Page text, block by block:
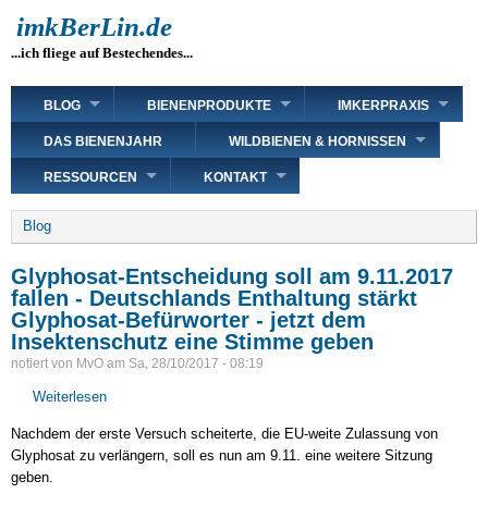
zum
Inhalt
imkBerLin.de
...ich fliege auf Bestechendes...
Main
navigation
BLOG BIENENPRODUKTE IMKERPRAXIS
DAS BIENENJAHR WILDBIENEN & HORNISSEN
RESSOURCEN KONTAKT
Breadcrumb
Blog
Glyphosat-Entscheidung soll am 9.11.2017
fallen - Deutschlands Enthaltung stärkt
Glyphosat-Befürworter - jetzt dem
Insektenschutz eine Stimme geben
notiert von MvO am Sa, 28/10/2017 - 08:19
Weiterlesen
Entscheidung
soll
Nachdem der erste Versuch scheiterte, die EU-weite Zulassung von
Glyphosat zu verlängern, soll es nun am 9.11. eine weitere Sitzung
geben.